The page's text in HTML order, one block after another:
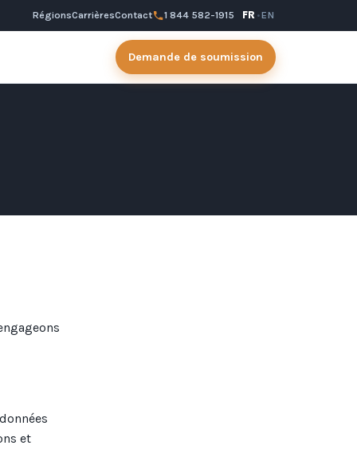
RégionsCarrièresContact 1 844 582-1915 FR ·EN
Demande de soumission
et